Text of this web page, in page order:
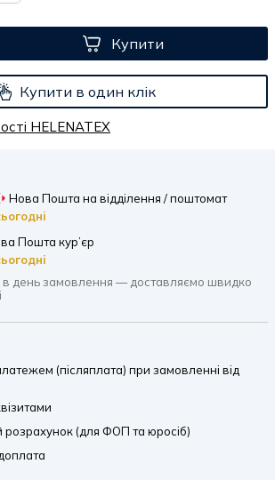
Купити
Купити в один клік
HELENATEX
Нова Пошта на відділення / поштомат
Пошта кур’єр
в день замовлення — доставляємо швидко
(післяплата) при замовленні від
розрахунок (для ФОП та юросіб)